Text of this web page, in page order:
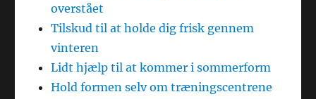
overstået
Tilskud til at holde dig frisk gennem
vinteren
Lidt hjælp til at kommer i sommerform
Hold formen selv om træningscentrene